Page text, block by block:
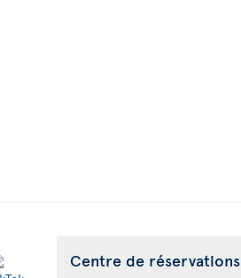
Centre de réservations